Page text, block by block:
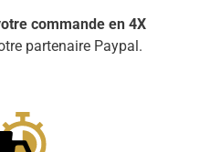
commande en 4X
partenaire Paypal.